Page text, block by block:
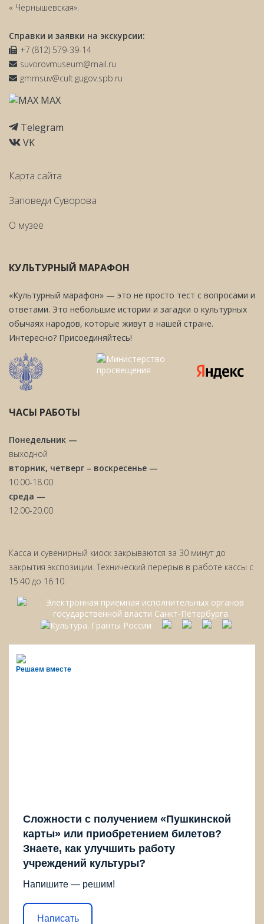
« Чернышевская».
Справки и заявки на экскурсии:
+7 (812) 579-39-14
suvorovmuseum@mail.ru
gmmsuv@cult.gugov.spb.ru
MAX
Telegram
VK
Карта сайта
Заповеди Cуворова
О музее
КУЛЬТУРНЫЙ МАРАФОН
«Культурный марафон» — это не просто тест с вопросами и
ответами. Это небольшие истории и загадки о культурных
обычаях народов, которые живут в нашей стране.
Интересно? Присоединяйтесь!
ЧАСЫ РАБОТЫ
Понедельник —
выходной
вторник, четверг – воскресенье —
10.00-18.00
среда —
12.00-20.00
Касса и сувенирный киоск закрываются за 30 минут до
закрытия экспозиции. Технический перерыв в работе кассы с
15:40 до 16:10.
Решаем вместе
Сложности с получением «Пушкинской
карты» или приобретением билетов?
Знаете, как улучшить работу
учреждений культуры?
Напишите — решим!
Написать